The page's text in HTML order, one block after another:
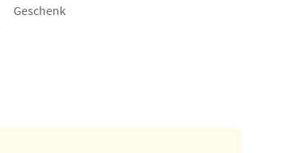
Geschenk